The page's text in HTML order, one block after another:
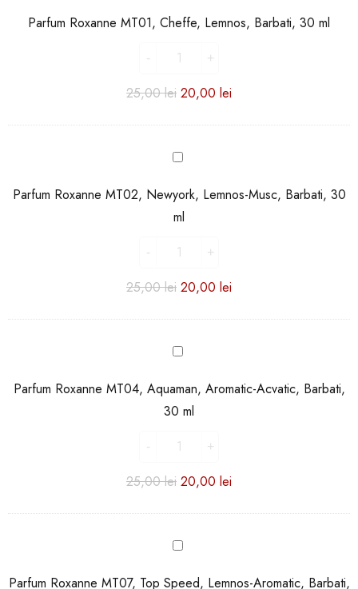
MT01,
Cheffe,
Lemnos,
30
Parfum Roxanne MT01, Cheffe, Lemnos, Barbati, 30 ml
25,00lei 20,00 lei
Parfum
MT02,
Newyork,
Lemnos-
Barbati,
ml
Parfum Roxanne MT02, Newyork, Lemnos-Musc, Barbati, 30
ml
25,00lei 20,00 lei
Parfum
MT04,
Aquaman,
Aromatic-
Barbati,
ml
Parfum Roxanne MT04, Aquaman, Aromatic-Acvatic, Barbati,
30 ml
25,00lei 20,00 lei
Parfum
MT07,
Parfum Roxanne MT07, Top Speed, Lemnos-Aromatic, Barbati,